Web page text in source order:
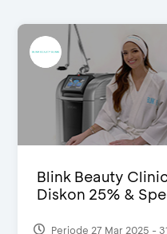
Blink Beauty
Diskon 25% &
Periode 27 Mar 2025 -